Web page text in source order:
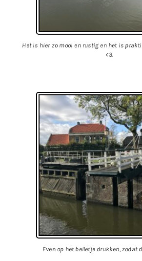
Het is hier zo mooi en rustig en het is
<3.
Even op het belletje drukken, zodat